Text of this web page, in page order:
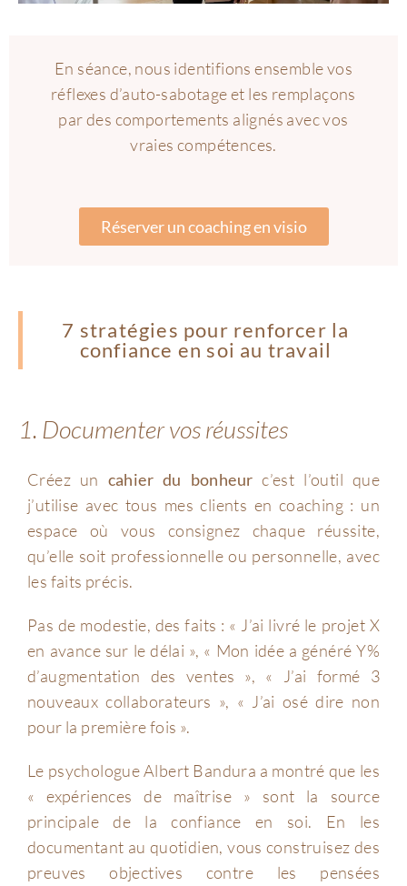
En séance, nous identifions ensemble vos
réflexes d’auto-sabotage et les remplaçons
par des comportements alignés avec vos
vraies compétences.
Réserver un coaching en visio
7 stratégies pour renforcer la
confiance en soi au travail
1. Documenter vos réussites
Créez un cahier du bonheurc’est l’outil que
j’utilise avec tous mes clients en coaching : un
espace où vous consignez chaque réussite,
qu’elle soit professionnelle ou personnelle, avec
les faits précis.
Pas de modestie, des faits : « J’ai livré le projet X
en avance sur le délai », « Mon idée a généré Y%
d’augmentation des ventes », « J’ai formé 3
nouveaux collaborateurs », « J’ai osé dire non
pour la première fois ».
Le psychologue Albert Bandura a montré que les
« expériences de maîtrise » sont la source
principale de la confiance en soi. En les
documentant au quotidien, vous construisez des
preuves objectives contre les pensées